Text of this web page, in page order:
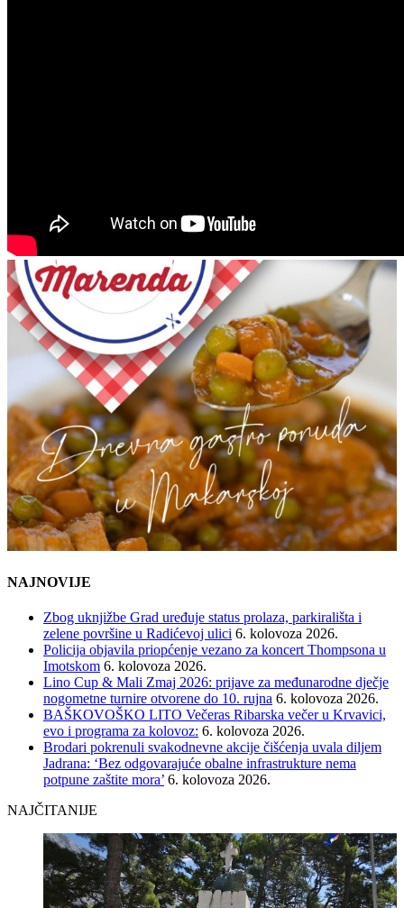
NAJNOVIJE
Zbog uknjižbe Grad uređuje status prolaza, parkirališta i
zelene površine u Radićevoj ulici 6. kolovoza 2026.
Policija objavila priopćenje vezano za koncert Thompsona u
Imotskom 6. kolovoza 2026.
Lino Cup & Mali Zmaj 2026: prijave za međunarodne dječje
nogometne turnire otvorene do 10. rujna 6. kolovoza 2026.
BAŠKOVOŠKO LITO Večeras Ribarska večer u Krvavici,
evo i programa za kolovoz: 6. kolovoza 2026.
Brodari pokrenuli svakodnevne akcije čišćenja uvala diljem
Jadrana: ‘Bez odgovarajuće obalne infrastrukture nema
potpune zaštite mora’ 6. kolovoza 2026.
NAJČITANIJE